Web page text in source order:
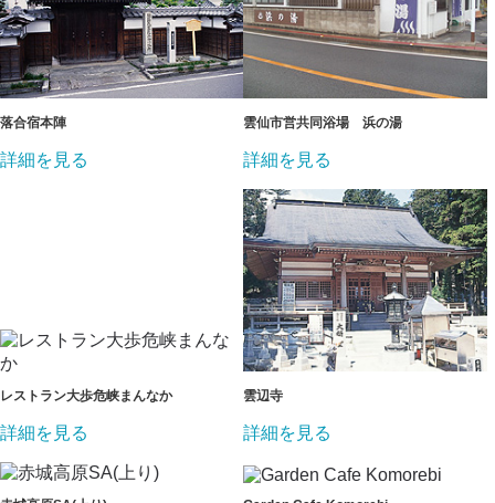
落合宿本陣
詳細を見る
雲仙市営共同浴場 浜の湯
詳細を見る
レストラン大歩危峡まんなか
詳細を見る
雲辺寺
詳細を見る